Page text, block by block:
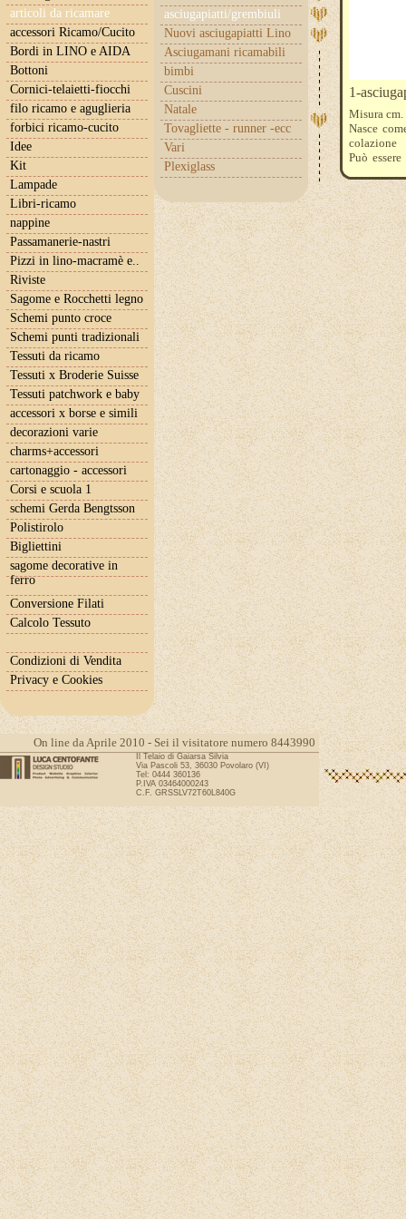
articoli da ricamare
asciugapiatti/grembiuli
Nuovi asciugapiatti Lino
Asciugamani ricamabili
bimbi
Cuscini
Natale
Tovagliette - runner -ecc
Vari
Plexiglass
accessori Ricamo/Cucito
Bordi in LINO e AIDA
Bottoni
Cornici-telaietti-fiocchi
filo ricamo e aguglieria
forbici ricamo-cucito
Idee
Kit
Lampade
Libri-ricamo
nappine
Passamanerie-nastri
Pizzi in lino-macramè e..
Riviste
Sagome e Rocchetti legno
Schemi punto croce
Schemi punti tradizionali
Tessuti da ricamo
Tessuti x Broderie Suisse
Tessuti patchwork e baby
accessori x borse e simili
decorazioni varie
charms+accessori
cartonaggio - accessori
Corsi e scuola 1
schemi Gerda Bengtsson
Polistirolo
Bigliettini
sagome decorative in
ferro
Conversione Filati
Calcolo Tessuto
Condizioni di Vendita
Privacy e Cookies
1-
Misura
Nasce
colazione
Può
FILI
On line da Aprile 2010 - Sei il visitatore numero 8443990
Il Telaio di Gaiarsa Silvia
Via Pascoli 53, 36030 Povolaro (VI)
Tel: 0444 360136
P.IVA 03464000243
C.F. GRSSLV72T60L840G